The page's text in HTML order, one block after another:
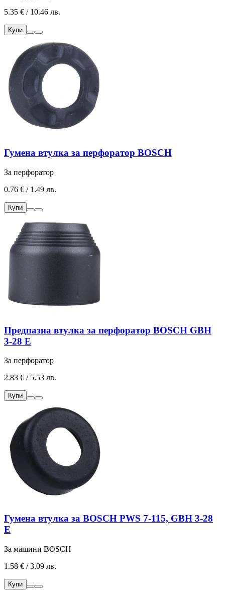
5.35 € / 10.46 лв.
Купи
Гумена втулка за перфоратор BOSCH
За перфоратор
0.76 € / 1.49 лв.
Купи
Предпазна втулка за перфоратор BOSCH GBH
3-28 E
За перфоратор
2.83 € / 5.53 лв.
Купи
Гумена втулка за BOSCH PWS 7-115, GBH 3-28
E
За машини BOSCH
1.58 € / 3.09 лв.
Купи